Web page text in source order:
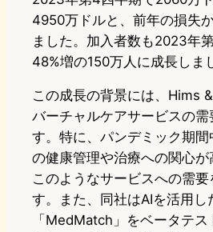
4950万ドルと、前年の損失
ました。加入者数も2023年
48%増の150万人に成長しま
この成長の背景には、Hims
バーチャルケアサービスの需
す。特に、パンデミック期
の健康管理や治療への関心が
このようなサービスへの需要
す。また、同社はAIを活用し
「MedMatch」をベータテス